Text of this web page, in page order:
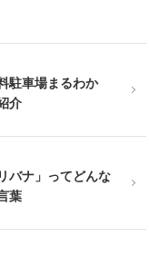
駐車場まるわか
介
バナ」ってどんな
葉